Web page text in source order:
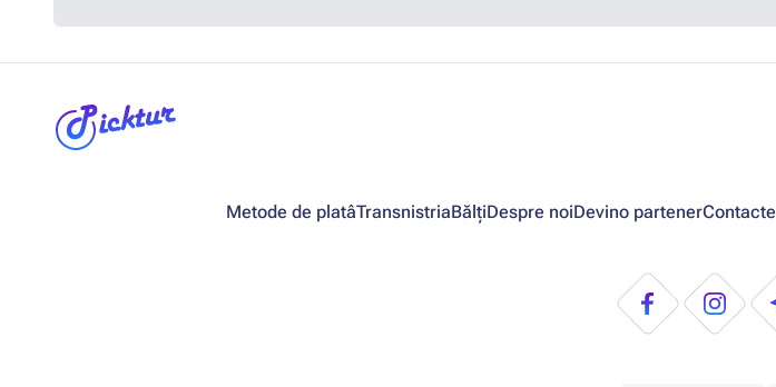
Metode de platâTransnistriaBălțiDespre noiDevino partenerContacte